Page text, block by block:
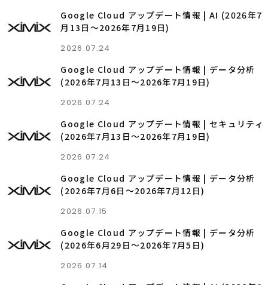
Google Cloud アップデート情報 | AI (2026年7
月13日〜2026年7月19日)
2026.07.24
Google Cloud アップデート情報 | データ分析
(2026年7月13日〜2026年7月19日)
2026.07.24
Google Cloud アップデート情報 | セキュリティ
(2026年7月13日〜2026年7月19日)
2026.07.24
Google Cloud アップデート情報 | データ分析
(2026年7月6日〜2026年7月12日)
2026.07.15
Google Cloud アップデート情報 | データ分析
(2026年6月29日〜2026年7月5日)
2026.07.14